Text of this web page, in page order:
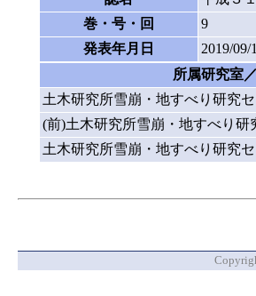
巻・号・回
9
発表年月日
2019/09/
所属研究室
土木研究所雪崩・地すべり研究
(前)土木研究所雪崩・地すべり研
土木研究所雪崩・地すべり研究